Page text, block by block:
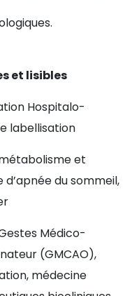
et lisibles
Hospitalo-
labellisation
et
du sommeil,
Médico-
(GMCAO),
médecine